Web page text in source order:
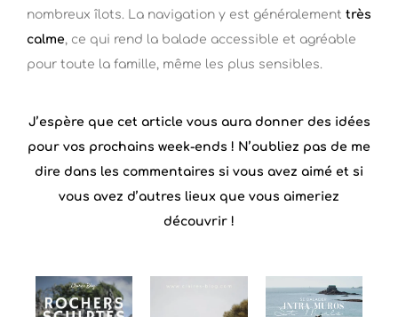
nombreux îlots. La navigation y est généralement très
calme, ce qui rend la balade accessible et agréable
pour toute la famille, même les plus sensibles.
J’espère que cet article vous aura donner des idées
pour vos prochains week-ends ! N’oubliez pas de me
dire dans les commentaires si vous avez aimé et si
vous avez d’autres lieux que vous aimeriez
découvrir !